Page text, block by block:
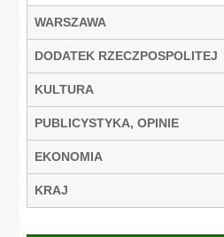
WARSZAWA
DODATEK RZECZPOSPOLITEJ
KULTURA
PUBLICYSTYKA, OPINIE
EKONOMIA
KRAJ